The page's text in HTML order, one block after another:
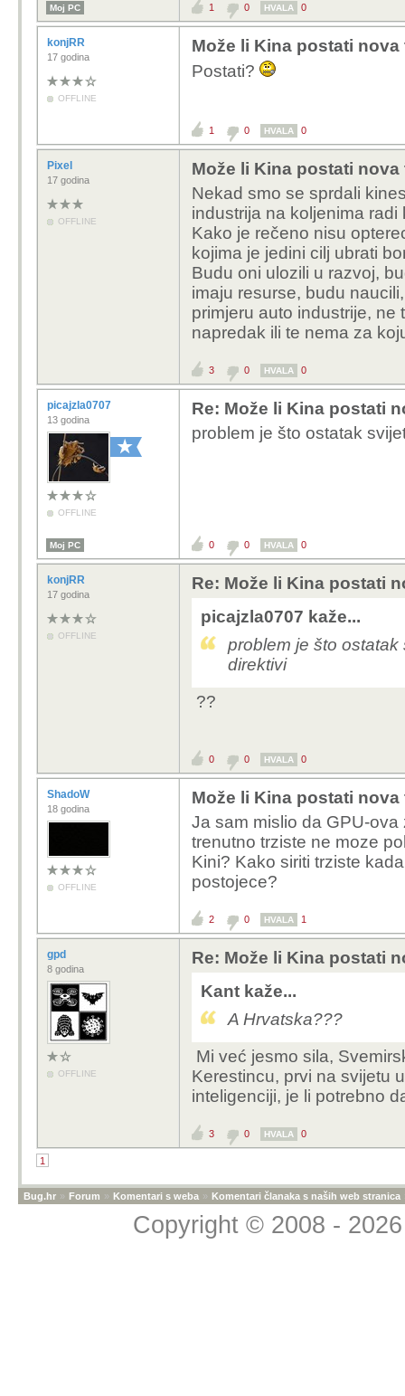
Moj PC 1 0 HVALA 0
konjRR
17 godina
OFFLINE
Može li Kina postati
Postati?
1 0 HVALA 0
Pixel
17 godina
OFFLINE
Može li Kina postati
Nekad smo se sprdali
industrija na koljenima
Kako je rečeno nisu
kojima je jedini cilj ubrati
Budu oni ulozili u razvoj,
imaju resurse, budu
primjeru auto industrije,
napredak ili te nema za
3 0 HVALA 0
picajzla0707
13 godina
OFFLINE
Re: Može li Kina postati
problem je što ostatak
Moj PC 0 0 HVALA 0
konjRR
17 godina
OFFLINE
Re: Može li Kina postati
picajzla0707 kaže...
problem je što
direktivi
??
0 0 HVALA 0
ShadoW
18 godina
OFFLINE
Može li Kina postati
Ja sam mislio da GPU-
trenutno trziste ne moze
Kini? Kako siriti trziste
postojece?
2 0 HVALA 1
gpd
8 godina
OFFLINE
Re: Može li Kina postati
Kant kaže...
A Hrvatska???
Mi već jesmo sila,
Kerestincu, prvi na svijetu
inteligenciji, je li potrebno
3 0 HVALA 0
1
Bug.hr » Forum » Komentari s weba » Komentari članaka s naših web stranica
Copyright © 2008 -